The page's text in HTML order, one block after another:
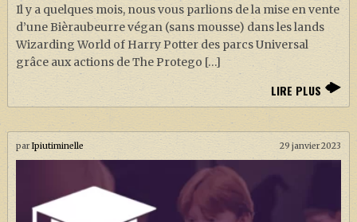
Il y a quelques mois, nous vous parlions de la mise en vente
d’une Bièraubeurre végan (sans mousse) dans les lands
Wizarding World of Harry Potter des parcs Universal
grâce aux actions de The Protego […]
LIRE PLUS
parIpiutiminelle 29 janvier 2023